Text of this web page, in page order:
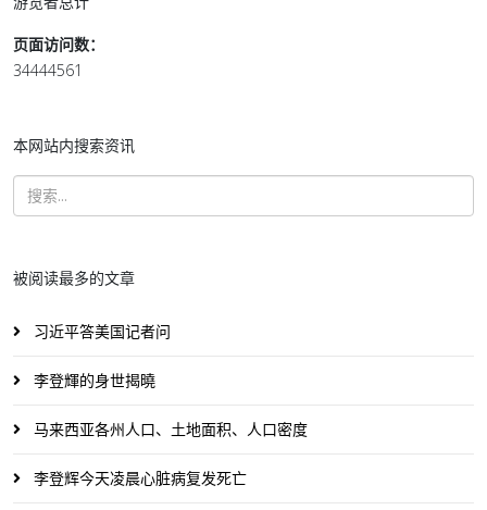
页面访问数：
34444561
本网站内搜索资讯
被阅读最多的文章
习近平答美国记者问
李登輝的身世揭曉
马来西亚各州人口、土地面积、人口密度
李登辉今天凌晨心脏病复发死亡